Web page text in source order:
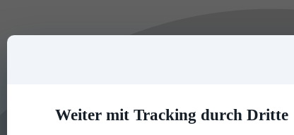
Weiter mit Tracking durch Dritte